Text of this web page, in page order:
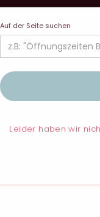
Auf der Seite suchen
Leider haben wir